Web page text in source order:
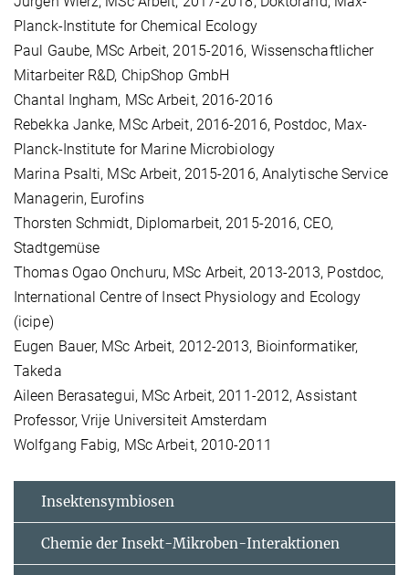
Planck-Institute for Chemical Ecology
Paul Gaube, MSc Arbeit, 2015-2016, Wissenschaftlicher
Mitarbeiter R&D, ChipShop GmbH
Chantal Ingham, MSc Arbeit, 2016-2016
Rebekka Janke, MSc Arbeit, 2016-2016, Postdoc, Max-
Planck-Institute for Marine Microbiology
Marina Psalti, MSc Arbeit, 2015-2016, Analytische Service
Managerin, Eurofins
Thorsten Schmidt, Diplomarbeit, 2015-2016, CEO,
Stadtgemüse
Thomas Ogao Onchuru, MSc Arbeit, 2013-2013, Postdoc,
International Centre of Insect Physiology and Ecology
(icipe)
Eugen Bauer, MSc Arbeit, 2012-2013, Bioinformatiker,
Takeda
Aileen Berasategui, MSc Arbeit, 2011-2012, Assistant
Professor, Vrije Universiteit Amsterdam
Wolfgang Fabig, MSc Arbeit, 2010-2011
Insektensymbiosen
Chemie der Insekt-Mikroben-Interaktionen